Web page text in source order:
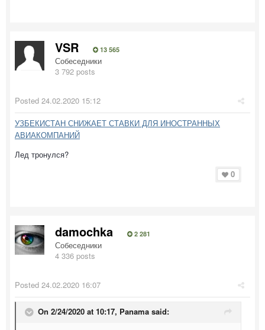
VSR 13 565
Собеседники
3 792 posts
Posted 24.02.2020 15:12
УЗБЕКИСТАН СНИЖАЕТ СТАВКИ ДЛЯ ИНОСТРАННЫХ
АВИАКОМПАНИЙ
Лед тронулся?
0
damochka 2 281
Собеседники
4 336 posts
Posted 24.02.2020 16:07
On 2/24/2020 at 10:17, Panama said: